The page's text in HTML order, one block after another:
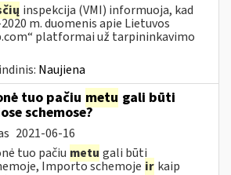
inspekcija (VMI) informuoja, kad
m. duomenis apie Lietuvos
platformai už tarpininkavimo
Naujiena
tuo pačiu metu gali būti
schemose?
2021-06-16
tuo pačiu metu gali būti
Importo schemoje ir kaip